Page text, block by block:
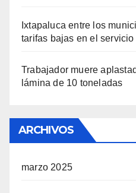
Ixtapaluca entre los
tarifas bajas en el
Trabajador muere
lámina de 10 toneladas
ARCHIVOS
marzo 2025